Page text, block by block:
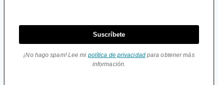
Suscríbete
¡No hago spam! Lee mi política de privacidadpara obtener más
información.